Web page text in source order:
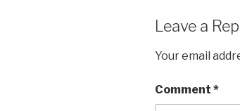
Leave a
Your email
Comment *